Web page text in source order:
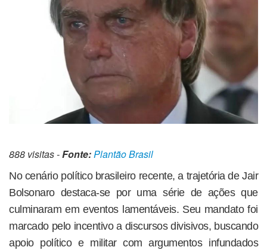
888 visitas -Fonte:Plantão Brasil
No cenário político brasileiro recente, a trajetória de Jair
Bolsonaro destaca-se por uma série de ações que
culminaram em eventos lamentáveis. Seu mandato foi
marcado pelo incentivo a discursos divisivos, buscando
apoio político e militar com argumentos infundados